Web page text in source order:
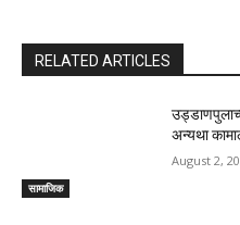
RELATED ARTICLES
सामाजिक
अन्यथा
August 2,